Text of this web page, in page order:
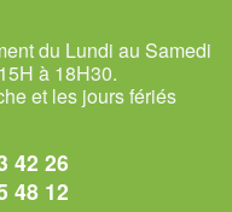
du Lundi au Samedi
à 18H30.
et les jours fériés
42 26
48 12